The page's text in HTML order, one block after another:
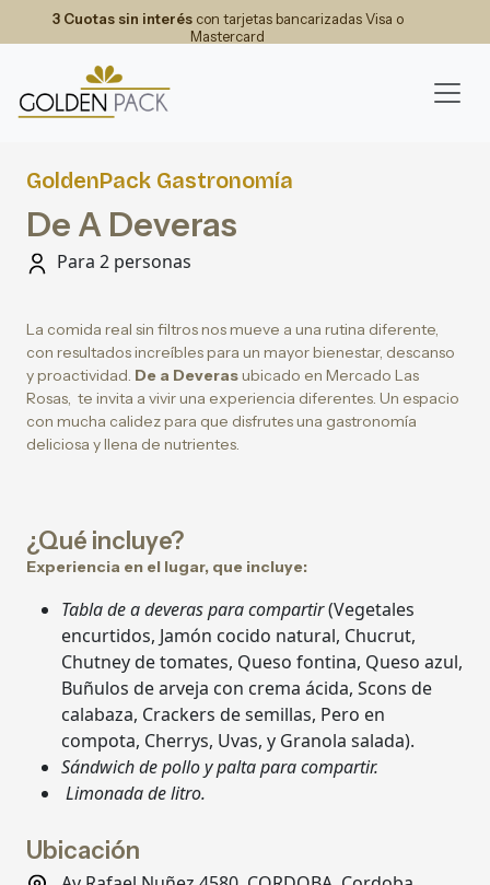
3 Cuotas sin interéscon tarjetas bancarizadas Visa o
Mastercard
GoldenPack Gastronomía
De A Deveras
Para 2 personas
La comida real sin filtros nos mueve a una rutina diferente,
con resultados increíbles para un mayor bienestar, descanso
y proactividad. De a Deverasubicado en Mercado Las
Rosas, te invita a vivir una experiencia diferentes. Un espacio
con mucha calidez para que disfrutes una gastronomía
deliciosa y llena de nutrientes.
¿Qué incluye?
Experiencia en el lugar, que incluye:
Tabla de a deveras para compartir(Vegetales
encurtidos, Jamón cocido natural, Chucrut,
Chutney de tomates, Queso fontina, Queso azul,
Buñulos de arveja con crema ácida, Scons de
calabaza, Crackers de semillas, Pero en
compota, Cherrys, Uvas, y Granola salada).
Sándwich de pollo y palta para compartir.
Limonada de litro.
Ubicación